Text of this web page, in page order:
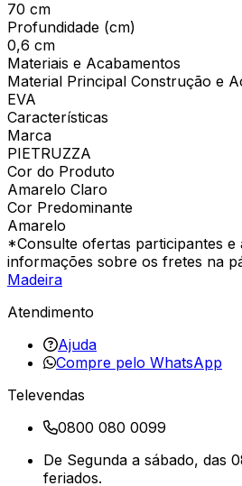
70 cm
Profundidade (cm)
0,6 cm
Materiais e Acabamentos
Material Principal Construção e
EVA
Características
Marca
PIETRUZZA
Cor do Produto
Amarelo Claro
Cor Predominante
Amarelo
*Consulte ofertas participantes e
informações sobre os fretes na
Madeira
Atendimento
Ajuda
Compre pelo WhatsApp
Televendas
0800 080 0099
De Segunda a sábado, das
feriados.